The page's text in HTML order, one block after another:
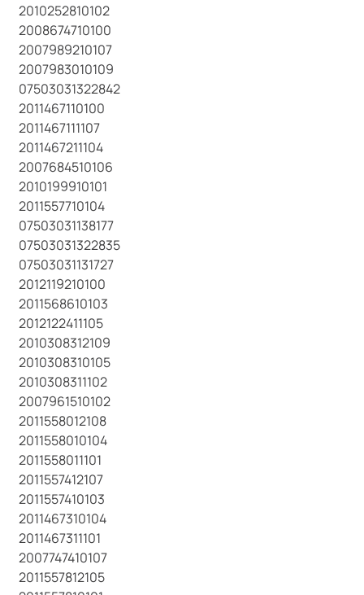
2010252810102
2008674710100
2007989210107
2007983010109
07503031322842
2011467110100
2011467111107
2011467211104
2007684510106
2010199910101
2011557710104
07503031138177
07503031322835
07503031131727
2012119210100
2011568610103
2012122411105
2010308312109
2010308310105
2010308311102
2007961510102
2011558012108
2011558010104
2011558011101
2011557412107
2011557410103
2011467310104
2011467311101
2007747410107
2011557812105